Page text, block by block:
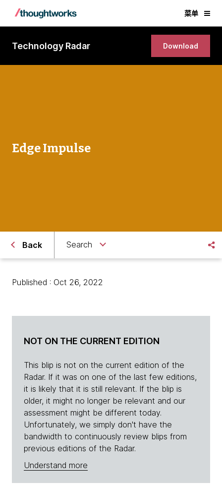
菜单
Technology Radar Download
Edge Impulse
Back Search
Published : Oct 26, 2022
NOT ON THE CURRENT EDITION
This blip is not on the current edition of the
Radar. If it was on one of the last few editions,
it is likely that it is still relevant. If the blip is
older, it might no longer be relevant and our
assessment might be different today.
Unfortunately, we simply don't have the
bandwidth to continuously review blips from
previous editions of the Radar.
Understand more